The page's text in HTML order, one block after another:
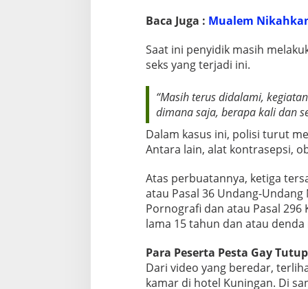
Baca Juga : Mualem
Saat ini penyidik masih
seks yang terjadi ini.
“Masih terus didalami,
dimana saja, berapa kali dan
Dalam kasus ini, polisi turut
Antara lain, alat kontrasepsi,
Atas perbuatannya, ketiga
atau Pasal 36 Undang-
Pornografi dan atau Pasal 296
lama 15 tahun dan atau
Para Peserta Pesta Gay
Dari video yang beredar,
kamar di hotel Kuningan. Di